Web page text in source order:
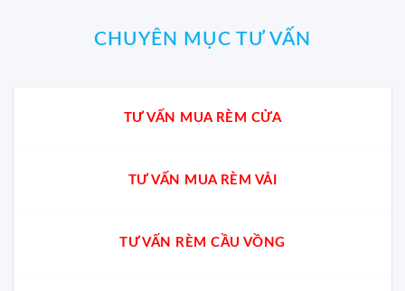
CHUYÊN MỤC TƯ VẤN
TƯ VẤN MUA RÈM CỬA
TƯ VẤN MUA RÈM VẢI
TƯ VẤN RÈM CẦU VỒNG